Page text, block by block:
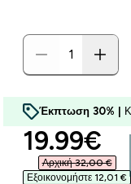
Έκπτωση 30% |
19.99€‎
Αρχική 32,00 €‎
Εξοικονομήστε 12,01 €‎